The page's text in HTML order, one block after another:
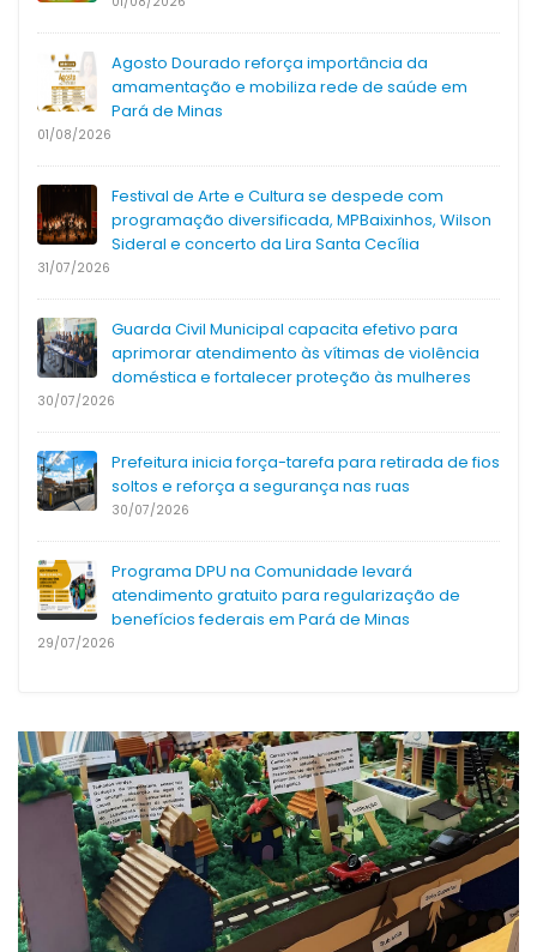
Agosto Dourado reforça importância da
amamentação e mobiliza rede de saúde em
Pará de Minas
01/08/2026
Festival de Arte e Cultura se despede com
programação diversificada, MPBaixinhos, Wilson
Sideral e concerto da Lira Santa Cecília
31/07/2026
Guarda Civil Municipal capacita efetivo para
aprimorar atendimento às vítimas de violência
doméstica e fortalecer proteção às mulheres
30/07/2026
Prefeitura inicia força-tarefa para retirada de fios
soltos e reforça a segurança nas ruas
30/07/2026
Programa DPU na Comunidade levará
atendimento gratuito para regularização de
benefícios federais em Pará de Minas
29/07/2026